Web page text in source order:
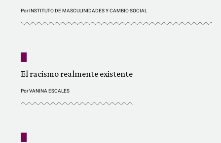
PorINSTITUTO DE MASCULINIDADES Y CAMBIO SOCIAL
El racismo realmente existente
PorVANINA ESCALES